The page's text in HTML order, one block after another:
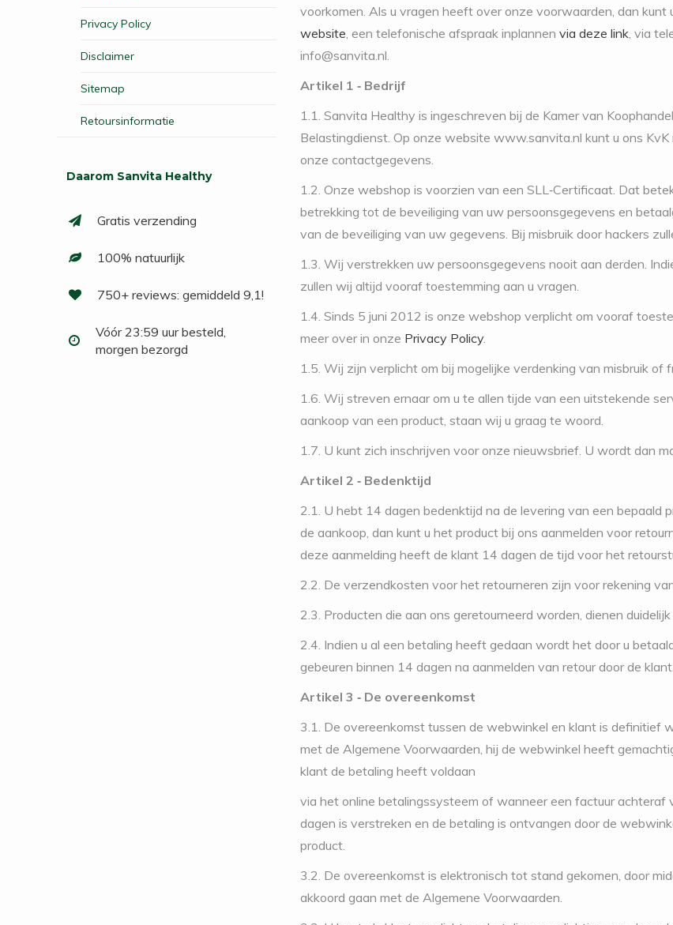
Privacy Policy
Disclaimer
Sitemap
Retoursinformatie
Daarom Sanvita Healthy
Gratis verzending
100% natuurlijk
750+ reviews: gemiddeld 9,1!
Vóór 23:59 uur besteld,
morgen bezorgd
voorkomen. Als u vragen heeft over onze voorwaarden, dan
website, een telefonische afspraak inplannen via deze link, via
info@sanvita.nl.
Artikel 1 ‐ Bedrijf
1.1. Sanvita Healthy is ingeschreven bij de Kamer van
Belastingdienst. Op onze website www.sanvita.nl kunt u ons
onze contactgegevens.
1.2. Onze webshop is voorzien van een SLL‐Certificaat. Dat
betrekking tot de beveiliging van uw persoonsgegevens en
van de beveiliging van uw gegevens. Bij misbruik door hackers
1.3. Wij verstrekken uw persoonsgegevens nooit aan derden.
zullen wij altijd vooraf toestemming aan u vragen.
1.4. Sinds 5 juni 2012 is onze webshop verplicht om vooraf
meer over in onze Privacy Policy.
1.5. Wij zijn verplicht om bij mogelijke verdenking van misbruik of
1.6. Wij streven ernaar om u te allen tijde van een uitstekende
aankoop van een product, staan wij u graag te woord.
1.7. U kunt zich inschrijven voor onze nieuwsbrief. U wordt dan
Artikel 2 ‐ Bedenktijd
2.1. U hebt 14 dagen bedenktijd na de levering van een
de aankoop, dan kunt u het product bij ons aanmelden voor
deze aanmelding heeft de klant 14 dagen de tijd voor het
2.2. De verzendkosten voor het retourneren zijn voor rekening
2.3. Producten die aan ons geretourneerd worden, dienen
2.4. Indien u al een betaling heeft gedaan wordt het door u
gebeuren binnen 14 dagen na aanmelden van retour door de klant.
Artikel 3 ‐ De overeenkomst
3.1. De overeenkomst tussen de webwinkel en klant is definitief
met de Algemene Voorwaarden, hij de webwinkel heeft
klant de betaling heeft voldaan
via het online betalingssysteem of wanneer een factuur
dagen is verstreken en de betaling is ontvangen door de
product.
3.2. De overeenkomst is elektronisch tot stand gekomen, door
akkoord gaan met de Algemene Voorwaarden.